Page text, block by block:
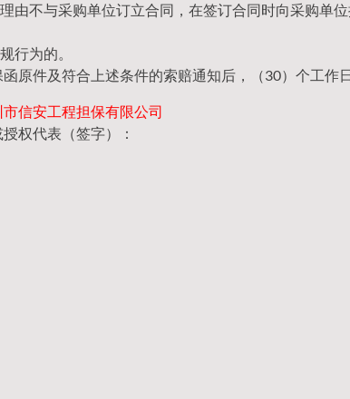
由不与采购单位订立合同，在签订合同时向采购单
行为的。
原件及符合上述条件的索赔通知后，（30）个工作
市信安工程担保有限公司
权代表（签字）：